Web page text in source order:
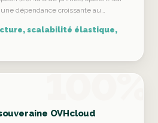
dépendance croissante au…
scalabilité élastique,
100%
OVHcloud